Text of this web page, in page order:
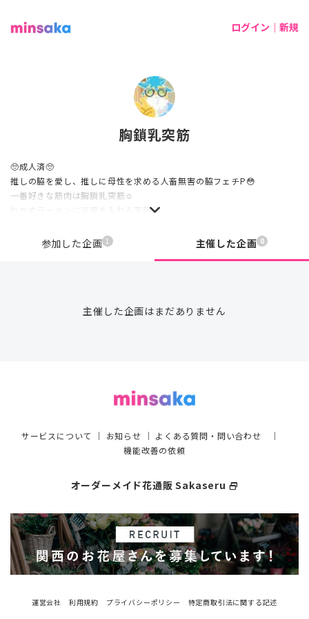
ログイン｜新規
胸鎖乳突筋
🥺成人済🥺
推しの脇を愛し、推しに母性を求める人畜無害の脇フェチP😳
一番好きな筋肉は胸鎖乳突筋☺️
わかめラーメンに豆腐を入れる変態🤗
来年の春以降に期待しちゃってる変態🤗
参加した企画 1 主催した企画 0
主催した企画はまだありません
サービスについて ｜ お知らせ ｜ よくある質問・問い合わせ ｜
機能改善の依頼
オーダーメイド花通販 Sakaseru select_window
運営会社 利用規約 プライバシーポリシー
特定商取引法に関する記述